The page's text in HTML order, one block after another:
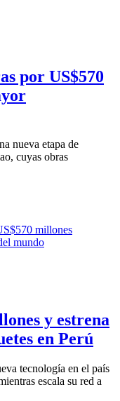
por US$570
nueva etapa de
cuyas obras
y estrena
en Perú
tecnología en el país
escala su red a